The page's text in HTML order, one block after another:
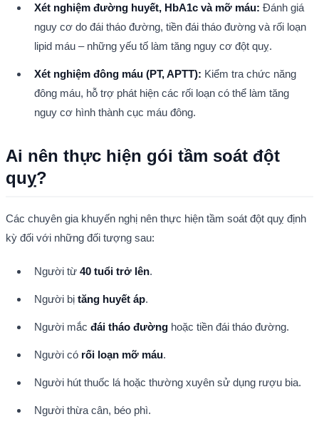
Xét nghiệm đường huyết, HbA1c và mỡ máu: Đánh giá
nguy cơ do đái tháo đường, tiền đái tháo đường và rối loạn
lipid máu – những yếu tố làm tăng nguy cơ đột quỵ.
Xét nghiệm đông máu (PT, APTT): Kiểm tra chức năng
đông máu, hỗ trợ phát hiện các rối loạn có thể làm tăng
nguy cơ hình thành cục máu đông.
Ai nên thực hiện gói tầm soát đột
quỵ?
Các chuyên gia khuyến nghị nên thực hiện tầm soát đột quỵ định
kỳ đối với những đối tượng sau:
Người từ 40 tuổi trở lên.
Người bị tăng huyết áp.
Người mắc đái tháo đường hoặc tiền đái tháo đường.
Người có rối loạn mỡ máu.
Người hút thuốc lá hoặc thường xuyên sử dụng rượu bia.
Người thừa cân, béo phì.